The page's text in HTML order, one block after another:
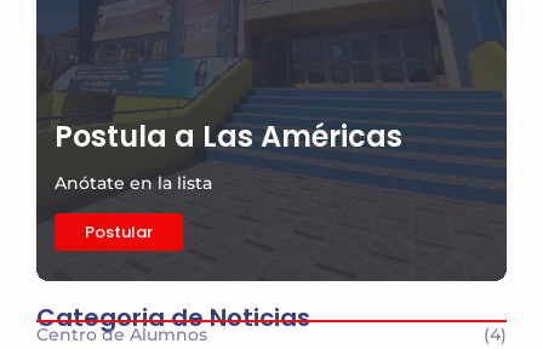
Postula a Las Américas
Anótate en la lista
Postular
Categoria de Noticias
Centro de Alumnos
(4)